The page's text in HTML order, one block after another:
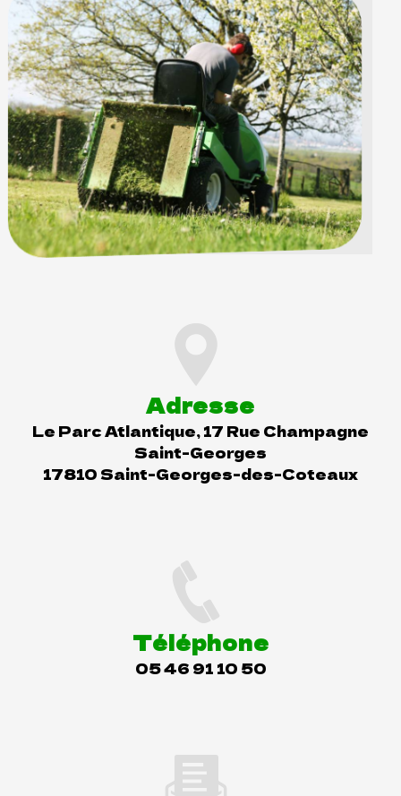
Adresse
Le Parc Atlantique, 17 Rue Champagne
Saint-Georges
17810 Saint-Georges-des-Coteaux
Téléphone
05 46 91 10 50